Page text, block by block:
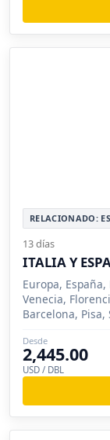
RELACIONADO:
13 días
ITALIA Y
Europa,
Venecia,
Barcelona, Pisa,
Desde
2,445.00
USD / DBL